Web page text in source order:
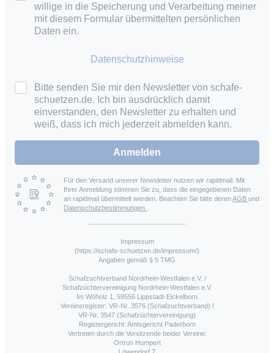
willige in die Speicherung und Verarbeitung meiner
mit diesem Formular übermittelten persönlichen
Daten ein.
Datenschutzhinweise
Bitte senden Sie mir den Newsletter von schafe-
schuetzen.de. Ich bin ausdrücklich damit
einverstanden, den Newsletter zu erhalten und
weiß, dass ich mich jederzeit abmelden kann.
Anmelden
Für den Versand unserer Newsletter nutzen wir rapidmail. Mit
Ihrer Anmeldung stimmen Sie zu, dass die eingegebenen Daten
an rapidmail übermittelt werden. Beachten Sie bitte derenAGB und
Datenschutzbestimmungen
Impressum
(https://schafe-schuetzen.de/impressum/)
Angaben gemäß § 5 TMG
Schafzuchtverband Nordrhein-Westfalen e.V. /
Schafzüchtervereinigung Nordrhein-Westfalen e.V.
Im Wöholz 1, 59556 Lippstadt-Eickelborn
Vereinsregister: VR-Nr. 3576 (Schafzuchtverband) /
VR-Nr. 3547 (Schafzüchtervereinigung)
Registergericht: Amtsgericht Paderborn
Vertreten durch die Vorsitzende beider Vereine:
Ortrun Humpert